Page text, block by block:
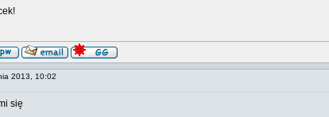
2013, 10:02
się